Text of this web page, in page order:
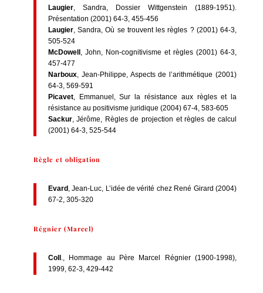
Laugier, Sandra, Dossier Wittgenstein (1889-1951).
Présentation (2001) 64-3, 455-456
Laugier, Sandra, Où se trouvent les règles ? (2001) 64-3,
505-524
McDowell , John, Non-cognitivisme et règles (2001) 64-3,
457-477
Narboux, Jean-Philippe, Aspects de l’arithmétique (2001)
64-3, 569-591
Picavet, Emmanuel, Sur la résistance aux règles et la
résistance au positivisme juridique (2004) 67-4, 583-605
Sackur, Jérôme, Règles de projection et règles de calcul
(2001) 64-3, 525-544
Règle et obligation
Evard , Jean-Luc, L’idée de vérité chez René Girard (2004)
67-2, 305-320
Régnier (Marcel)
Coll ., Hommage au Père Marcel Régnier (1900-1998),
1999, 62-3, 429-442